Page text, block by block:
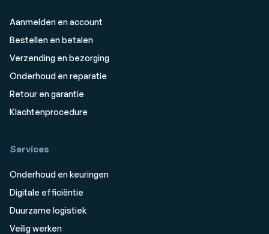
Aanmelden en account
Bestellen en betalen
Verzending en bezorging
Onderhoud en reparatie
Retour en garantie
Klachtenprocedure
Services
Onderhoud en keuringen
Digitale efficiëntie
Duurzame logistiek
Veilig werken